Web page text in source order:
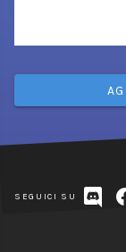
SEGUICI SU